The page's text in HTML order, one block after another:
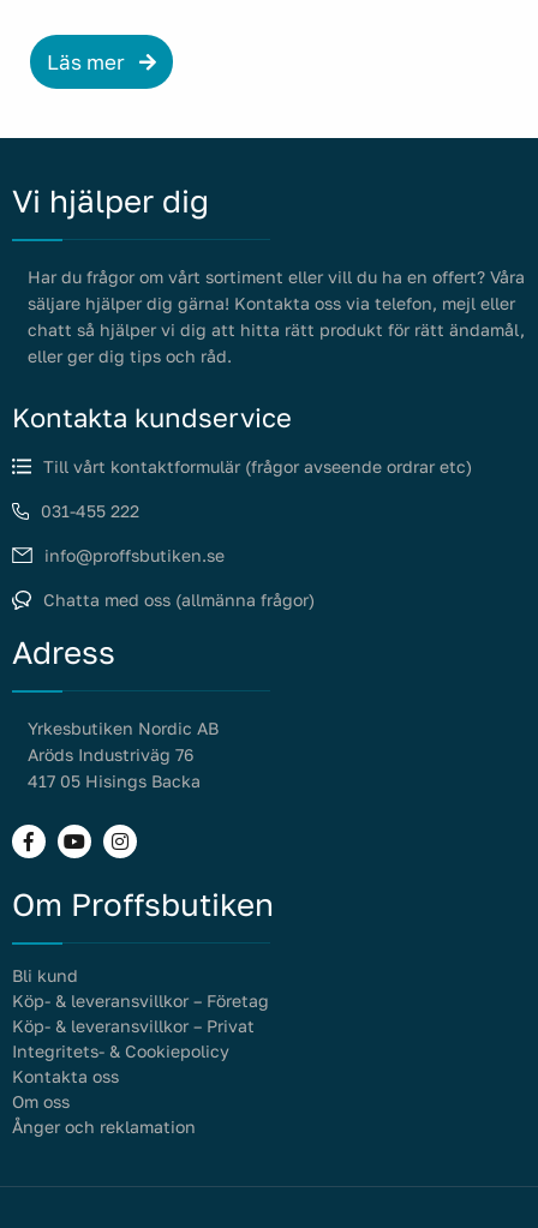
Läs mer
Vi hjälper dig
Har du frågor om vårt sortiment eller vill du ha en offert? Våra
säljare hjälper dig gärna! Kontakta oss via telefon, mejl eller
chatt så hjälper vi dig att hitta rätt produkt för rätt ändamål,
eller ger dig tips och råd.
Kontakta kundservice
Till vårt kontaktformulär (frågor avseende ordrar etc)
031-455 222
info@proffsbutiken.se
Chatta med oss (allmänna frågor)
Adress
Yrkesbutiken Nordic AB
Aröds Industriväg 76
417 05 Hisings Backa
Om Proffsbutiken
Bli kund
Köp- & leveransvillkor – Företag
Köp- & leveransvillkor – Privat
Integritets- & Cookiepolicy
Kontakta oss
Om oss
Ånger och reklamation